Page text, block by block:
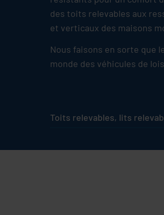
des toits relevables aux
et verticaux des maisons
Nous faisons en sorte que
monde des véhicules de
Toits relevables, lits